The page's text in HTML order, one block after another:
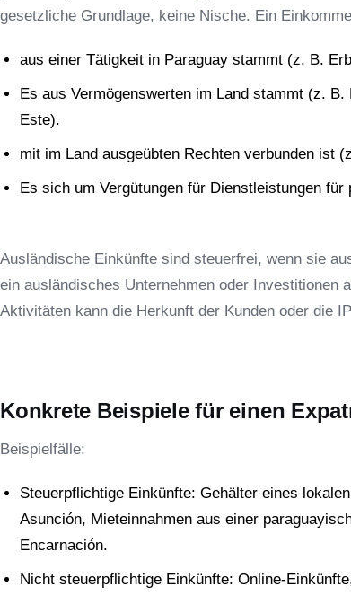
gesetzliche Grundlage, keine Nische. Ein
aus einer Tätigkeit in Paraguay stammt (z. B.
Es aus Vermögenswerten im Land stammt (z.
Este).
mit im Land ausgeübten Rechten verbunden ist
Es sich um Vergütungen für Dienstleistungen
Ausländische Einkünfte sind steuerfrei, wenn sie
ein ausländisches Unternehmen oder Investitionen
Aktivitäten kann die Herkunft der Kunden oder die
Konkrete Beispiele für einen
Beispielfälle:
Steuerpflichtige Einkünfte: Gehälter eines
Asunción, Mieteinnahmen aus einer
Encarnación.
Nicht steuerpflichtige Einkünfte: Online-